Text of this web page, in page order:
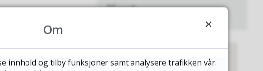
Kart
Om
innhold og tilby funksjoner samt analysere trafikken vår.